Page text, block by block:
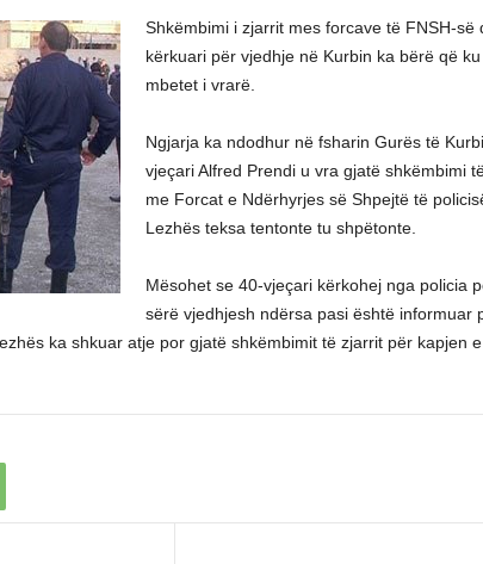
Shkëmbimi i zjarrit mes forcave të FNSH-së
kërkuari për vjedhje në Kurbin ka bërë që
mbetet i vrarë.
Ngjarja ka ndodhur në fsharin Gurës të
vjeçari Alfred Prendi u vra gjatë shkëmbimi
me Forcat e Ndërhyrjes së Shpejtë të
Lezhës teksa tentonte tu shpëtonte.
Mësohet se 40-vjeçari kërkohej nga policia
sërë vjedhjesh ndërsa pasi është informuar
ka shkuar atje por gjatë shkëmbimit të zjarrit për kapjen